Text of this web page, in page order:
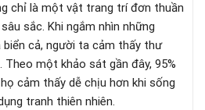
chỉ là một vật trang trí đơn thuần
sắc. Khi ngắm nhìn những
biển cả, người ta cảm thấy thư
Theo một khảo sát gần đây, 95%
cảm thấy dễ chịu hơn khi sống
tranh thiên nhiên.